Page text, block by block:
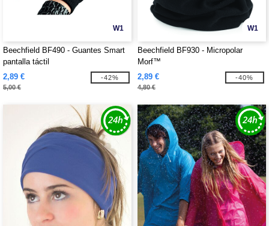
W1
Beechfield BF490 - Guantes Smart
pantalla táctil
2,89 €
5,00 €
-42%
W1
Beechfield BF930 - Micropolar
Morf™
2,89 €
4,80 €
-40%